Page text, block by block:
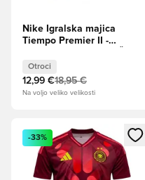
Nike Igralska majica
Tiempo Premier II -
Otroci
Otroci
12,99 €18,95 €
Na voljo veliko velikosti
Odpre Modal za prijavo ali
-33%